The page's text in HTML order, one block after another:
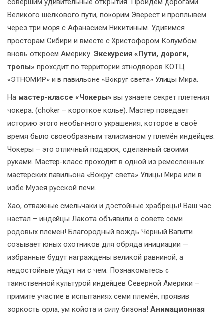
совершим удивительные открытия. Пройдём дорогами
Великого шёлкового пути, покорим Эверест и проплывём
через три моря с Афанасием Никитиным. Удивимся
просторам Сибири и вместе с Христофором Колумбом
вновь откроем Америку. Экскурсия «Пути, дороги,
тропы» проходит по территории этнодворов КОТЦ
«ЭТНОМИР» и в павильоне «Вокруг света» Улицы Мира.
На мастер-классе «Чокеры» вы узнаете секрет плетения
чокера. (choker – короткое колье). Мастер поведает
историю этого необычного украшения, которое в своё
время было своеобразным талисманом у племён индейцев.
Чокеры – это отличный подарок, сделанный своими
руками. Мастер-класс проходит в одной из ремесленных
мастерских павильона «Вокруг света» Улицы Мира или в
избе Музея русской печи.
Хао, отважные смельчаки и достойные храбрецы! Ваш час
настал – индейцы Лакота объявили о совете семи
родовых племен! Благородный вождь Чёрный Вапити
созывает юных охотников для обряда инициации —
избранные будут награждены великой равниной, а
недостойные уйдут ни с чем. Познакомьтесь с
таинственной культурой индейцев Северной Америки –
примите участие в испытаниях семи племён, проявив
зоркость орла, ум койота и силу бизона! Анимационная